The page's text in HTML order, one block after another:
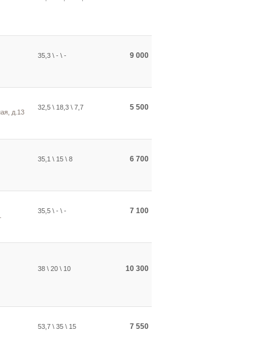
35,3 \ - \ - 9 000
д.13
32,5 \ 18,3 \ 7,7 5 500
35,1 \ 15 \ 8 6 700
35,5 \ - \ - 7 100
38 \ 20 \ 10 10 300
53,7 \ 35 \ 15 7 550